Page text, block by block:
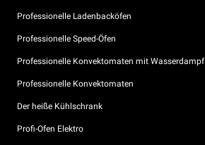
Professionelle Ladenbacköfen
Professionelle Speed-Öfen
Professionelle Konvektomaten mit Wasserdampf
Professionelle Konvektomaten
Der heiße Kühlschrank
Profi-Ofen Elektro